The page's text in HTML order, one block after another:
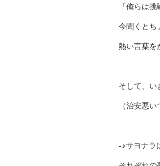
「俺らは
今聞くとち
熱い言葉を
そして、い
（治安悪い
-♪サヨナラ